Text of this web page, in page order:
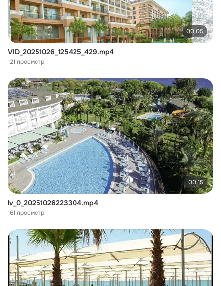
00:05
VID_20251026_125425_429.mp4
121 просмотр
00:15
lv_0_20251026223304.mp4
161 просмотр